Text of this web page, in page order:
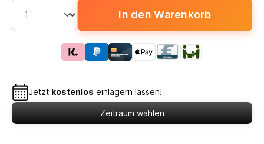
In den Warenkorb
Jetzt kostenlos einlagern lassen!
Zeitraum wählen